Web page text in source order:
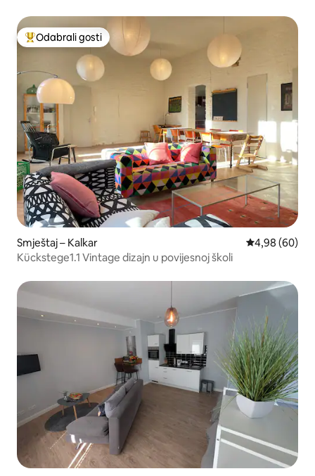
Među najviše rangiranima s oznakom „Odabrali gosti”
Odabrali gosti
Smještaj – Kalkar Prosječna
4,98 (60)
Kückstege1.1 Vintage dizajn u povijesnoj školi